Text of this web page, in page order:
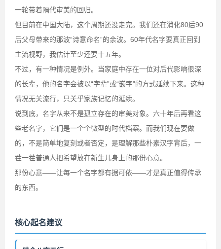
一轮带着隔代审美的回归。
但目前在中国大陆，这个周期还没走完。我们还在消化80后90
后父母带来的那波“诗意命名”的余波。60年代名字要真正回到
主流视野，我估计至少还要十五年。
不过，有一种情况是例外。当家庭中存在一位对后代影响很深
的长辈，他的名字会被以“字辈”或“嵌字”的方式延续下来。这种
情况无关流行，只关乎家族记忆的延续。
说到底，名字从来不是孤立存在的审美对象。六十年后再看这
些老名字，它们是一个个微型的时代档案。而我们现在要做
的，不是简单地复刻或者否定，是理解那些朴素汉字背后，一
茬一茬普通人把希望放在新生儿身上的那份心意。
那份心意——让每一个名字都有据可依——才是真正值得传承
的东西。
核心起名建议